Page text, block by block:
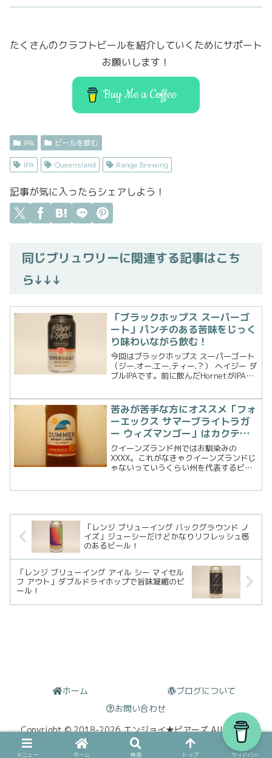
e
b
o
t
er
o
o
n
l
たくさんのクラフトビールを紹介していくためにサポート
お願いします！
Buy Me a Coffee
IPA ビールを飲む
IPA Queensland Range Brewing
記事が気に入ったらシェアしよう！
同じブリュワリーに関連する記事はこち
ら↓↓↓
「ブラックホップス スーパーゴ
ート」パンチのある苦味をじっく
り味わいながら飲む！
今回はブラックホップス スーパーゴート
（ジー.オー.エー.ティー.？） ヘイジー ダ
ブルIPAです。前に飲んだHornetがIPAで
意味）」が...
苦みが苦手な方にオススメ「フォ
ーエックス サマーブライトラガ
ー ウィズマンゴー」はカクテル
感覚で飲めるビール！
クイーンズランド州ではお馴染みの
XXXX。これがなきゃクイーンズランドじ
ゃないっていうくらい州を代表するビー
「レンジ ブリューイング バックグラウンド ノ
イズ」ジューシーだけどかなりリフレッシュ感
のあるビール！
「レンジ ブリューイング アイル シー マイセル
フ アウト」ダブルドライホップで旨味凝縮のビ
ール！
ホーム
ブログについて
お問い合わせ
Copyright © 2018-2026 エンジョイ★ビアーズ All Rights
Reserved.
メニュー ホーム 検索 トップ サイドバー